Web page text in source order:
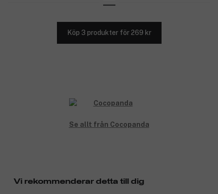
Köp 3 produkter för 269 kr
Se allt från Cocopanda
Vi rekommenderar detta till dig